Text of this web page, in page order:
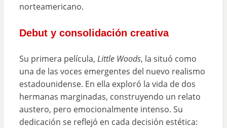
norteamericano.
Debut y consolidación creativa
Su primera película, Little Woods, la situó como
una de las voces emergentes del nuevo realismo
estadounidense. En ella exploró la vida de dos
hermanas marginadas, construyendo un relato
austero, pero emocionalmente intenso. Su
dedicación se reflejó en cada decisión estética: